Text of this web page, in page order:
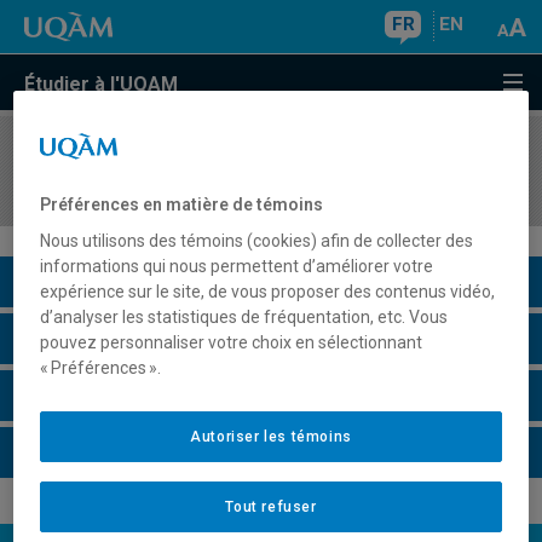
FR EN
Étudier à l'UQAM
COURS//
Description du cours
Horaire - Été 2026
Préférences en matière de témoins
Nous utilisons des témoins (cookies) afin de collecter des
informations qui nous permettent d’améliorer votre
expérience sur le site, de vous proposer des contenus vidéo,
d’analyser les statistiques de fréquentation, etc. Vous
pouvez personnaliser votre choix en sélectionnant
« Préférences ».
Tout refuser
Autoriser les témoins